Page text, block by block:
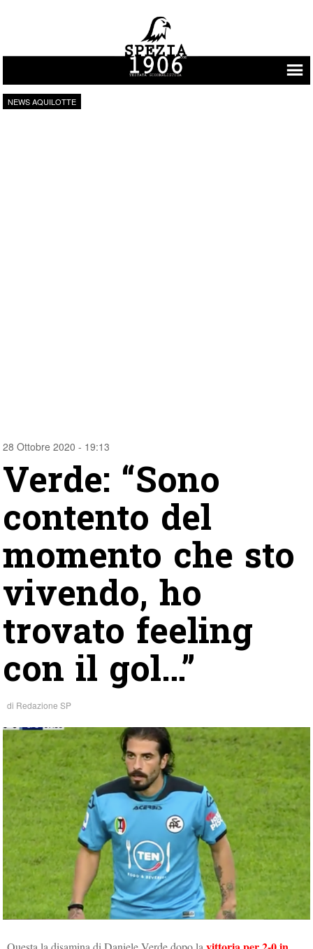
Vai al contenuto
NEWS AQUILOTTE
28 Ottobre 2020 - 19:13
Verde: “Sono
contento del
momento che sto
vivendo, ho
trovato feeling
con il gol…”
di Redazione SP